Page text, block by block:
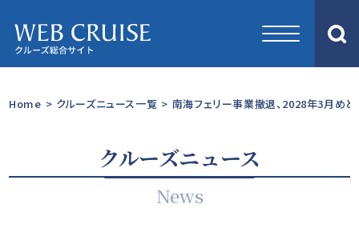
Home > クルーズニュース一覧 > 南海フェリー事業撤退、2028年3月めど
クルーズニュース
News